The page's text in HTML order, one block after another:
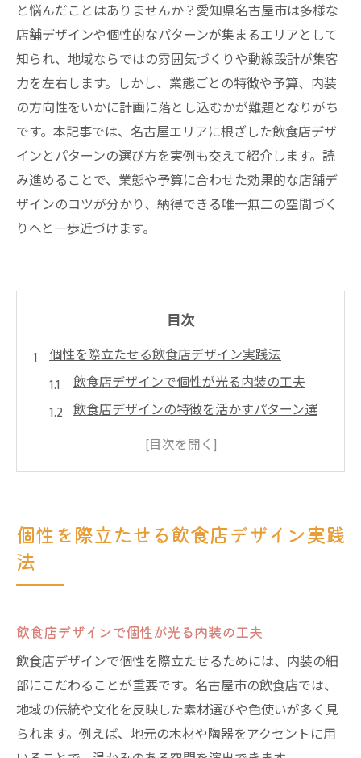
と悩んだことはありませんか？愛知県名古屋市は多様な
店舗デザインや個性的なパターンが集まるエリアとして
知られ、地域ならではの雰囲気づくりや動線設計が集客
力を左右します。しかし、業態ごとの特徴や予算、内装
の方向性をいかに計画に落とし込むかが難題となりがち
です。本記事では、名古屋エリアに根ざした飲食店デザ
インとパターンの選び方を実例も交えて紹介します。読
み進めることで、業態や予算に合わせた効果的な店舗デ
ザインのコツが分かり、納得できる唯一無二の空間づく
りへと一歩近づけます。
目次
個性を際立たせる飲食店デザイン実践法
飲食店デザインで個性が光る内装の工夫
飲食店デザインの特徴を活かすパターン選
介
デザイン
名古屋市らしさを反映した飲食店デザイン
事例
飲食店デザインで地域の魅力を空間に演出
愛知県の特色を活かす飲食店デザインの要
個性を際立たせる飲食店デザイン実践
法
飲食店デザインで個性が光る内装の工夫
飲食店デザインで個性を際立たせるためには、内装の細
部にこだわることが重要です。名古屋市の飲食店では、
地域の伝統や文化を反映した素材選びや色使いが多く見
られます。例えば、地元の木材や陶器をアクセントに用